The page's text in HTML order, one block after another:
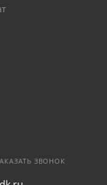
ЗВОНОК